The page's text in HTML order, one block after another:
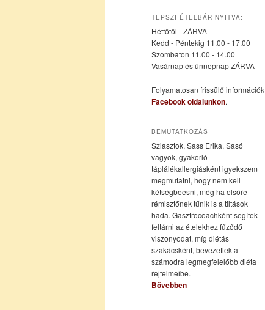
elsődleges
tartalomra
másodlagos
tartalomra
TEPSZI ÉTELBÁR NYITVA:
Hétfőtől - ZÁRVA
Kedd - Péntekig 11.00 - 17.00
Szombaton 11.00 - 14.00
Vasárnap és ünnepnap ZÁRVA
Folyamatosan frissülő információk
Facebook oldalunkon.
BEMUTATKOZÁS
Sziasztok, Sass Erika, Sasó
vagyok, gyakorló
táplálékallergiásként igyekszem
megmutatni, hogy nem kell
kétségbeesni, még ha elsőre
rémisztőnek tűnik is a tiltások
hada. Gasztrocoachként segítek
feltárni az ételekhez fűződő
viszonyodat, míg diétás
szakácsként, bevezetlek a
számodra legmegfelelőbb diéta
rejtelmeibe.
Bővebben